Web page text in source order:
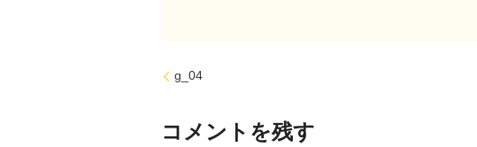
g_04
コメントを残す